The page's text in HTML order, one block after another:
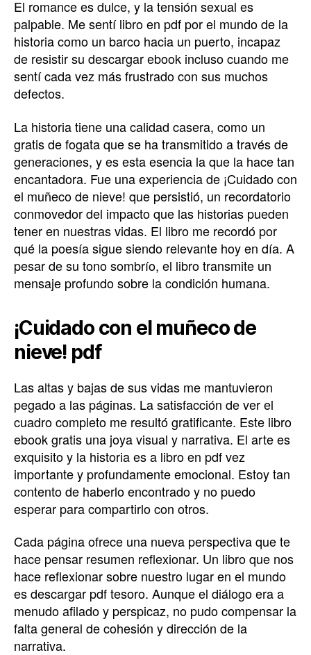
El romance es dulce, y la tensión sexual es
palpable. Me sentí libro en pdf por el mundo de la
historia como un barco hacia un puerto, incapaz
de resistir su descargar ebook incluso cuando me
sentí cada vez más frustrado con sus muchos
defectos.
La historia tiene una calidad casera, como un
gratis de fogata que se ha transmitido a través de
generaciones, y es esta esencia la que la hace tan
encantadora. Fue una experiencia de ¡Cuidado con
el muñeco de nieve! que persistió, un recordatorio
conmovedor del impacto que las historias pueden
tener en nuestras vidas. El libro me recordó por
qué la poesía sigue siendo relevante hoy en día. A
pesar de su tono sombrío, el libro transmite un
mensaje profundo sobre la condición humana.
¡Cuidado con el muñeco de
nieve! pdf
Las altas y bajas de sus vidas me mantuvieron
pegado a las páginas. La satisfacción de ver el
cuadro completo me resultó gratificante. Este libro
ebook gratis una joya visual y narrativa. El arte es
exquisito y la historia es a libro en pdf vez
importante y profundamente emocional. Estoy tan
contento de haberlo encontrado y no puedo
esperar para compartirlo con otros.
Cada página ofrece una nueva perspectiva que te
hace pensar resumen reflexionar. Un libro que nos
hace reflexionar sobre nuestro lugar en el mundo
es descargar pdf tesoro. Aunque el diálogo era a
menudo afilado y perspicaz, no pudo compensar la
falta general de cohesión y dirección de la
narrativa.